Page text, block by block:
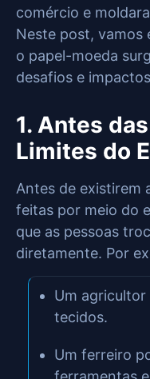
comércio e
Neste post, vamos
o papel-moeda
desafios e
1. Antes
Limites do
Antes de existirem
feitas por meio do
que as pessoas
diretamente. Por
Um
tecidos.
Um ferreiro